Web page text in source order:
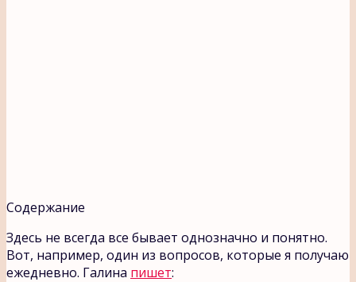
Содержание
Здесь не всегда все бывает однозначно и понятно.
Вот, например, один из вопросов, которые я получаю
ежедневно. Галина пишет: